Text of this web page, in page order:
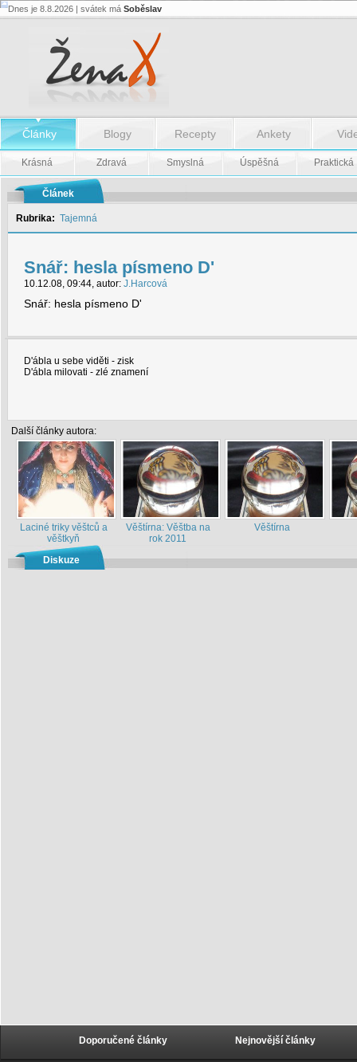
Snář:
D'
Dnes je 8.8.2026 | svátek má Soběslav
Články Blogy Recepty Ankety
Krásná Zdravá Smyslná Úspěšná Praktická
Článek
Rubrika: Tajemná
Snář: hesla písmeno D'
10.12.08, 09:44, autor: J.Harcová
Snář: hesla písmeno D'
D'ábla u sebe viděti - zisk
D'ábla milovati - zlé znamení
Další články autora:
Laciné triky věštců a
věštkyň
Věštírna: Věštba na
rok 2011
Věštírna
Diskuze
Doporučené články Nejnovější články